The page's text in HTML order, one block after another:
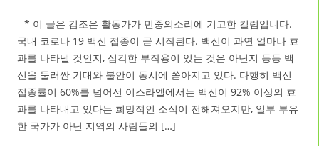
* 이 글은 김조은 활동가가 민중의소리에 기고한 컬럼입니다.
국내 코로나 19 백신 접종이 곧 시작된다. 백신이 과연 얼마나 효
과를 나타낼 것인지, 심각한 부작용이 있는 것은 아닌지 등등 백
신을 둘러싼 기대와 불안이 동시에 쏟아지고 있다. 다행히 백신
접종률이 60%를 넘어선 이스라엘에서는 백신이 92% 이상의 효
과를 나타내고 있다는 희망적인 소식이 전해져오지만, 일부 부유
한 국가가 아닌 지역의 사람들의 […]